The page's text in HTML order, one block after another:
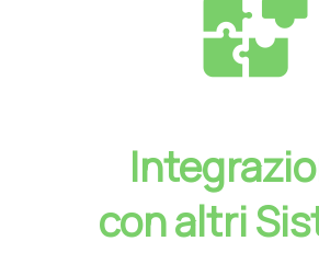
con altri